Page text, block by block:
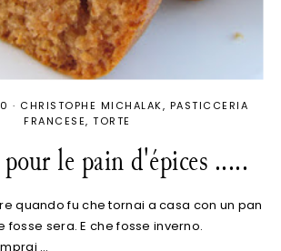
· CHRISTOPHE MICHALAK
PASTICCERIA
FRANCESE TORTE
le pain d'épices .....
quando fu che tornai a casa con un pan
fosse sera. E che fosse inverno.
…